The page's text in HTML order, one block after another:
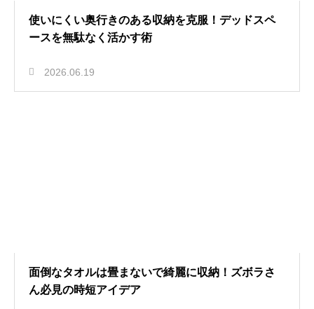
使いにくい奥行きのある収納を克服！デッドスペ
ースを無駄なく活かす術
2026.06.19
面倒なタオルは畳まないで綺麗に収納！ズボラさ
ん必見の時短アイデア